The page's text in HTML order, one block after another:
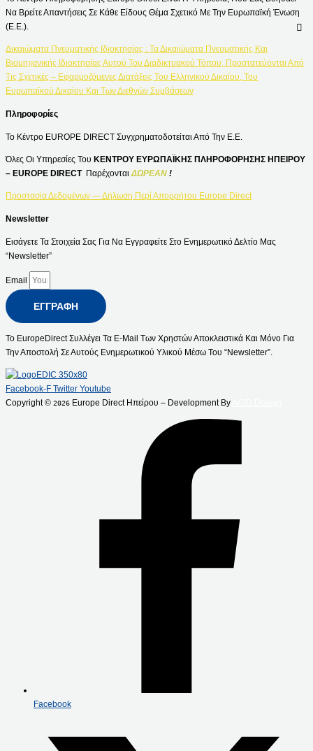
Να Βρείτε Απαντήσεις Σε Κάθε Είδους Θέμα Σχετικό Με Την Ευρωπαϊκή Ένωση
(Ε.Ε.).
Δικαιώματα Πνευματικής Ιδιοκτησίας : Τα Δικαιώματα Πνευματικής Και
Βιομηχανικής Ιδιοκτησίας Αυτού Του Διαδικτυακού Τόπου, Προστατεύονται Από
Τις Σχετικές – Εφαρμοζόμενες Διατάξεις Του Ελληνικού Δικαίου, Του
Ευρωπαϊκού Δικαίου Και Των Διεθνών Συμβάσεων
Πληροφορίες
Το Κέντρο EUROPE DIRECT Συγχρηματοδοτείται Από Την Ε.Ε.
Όλες Οι Υπηρεσίες Του ΚΕΝΤΡΟΥ ΕΥΡΩΠΑΪΚΗΣ ΠΛΗΡΟΦΟΡΗΣΗΣ ΗΠΕΙΡΟΥ
– EUROPE DIRECT Παρέχονται ΔΩΡΕΑΝ !
Προστασία Δεδομένων — Δήλωση Περί Απορρήτου Europe Direct
Newsletter
Εισάγετε Τα Στοιχεία Σας Για Να Εγγραφείτε Στο Ενημερωτικό Δελτίο Μας
“Newsletter”
Email
ΕΓΓΡΑΦΉ
Το EuropeDirect Συλλέγει Τα E-Mail Των Χρηστών Αποκλειστικά Και Μόνο Για
Την Αποστολή Σε Αυτούς Ενημερωτικού Υλικού Μέσω Του “Newsletter”.
Facebook-F Twitter Youtube
Copyright © 2026 Europe Direct Ηπείρου – Development By
Facebook